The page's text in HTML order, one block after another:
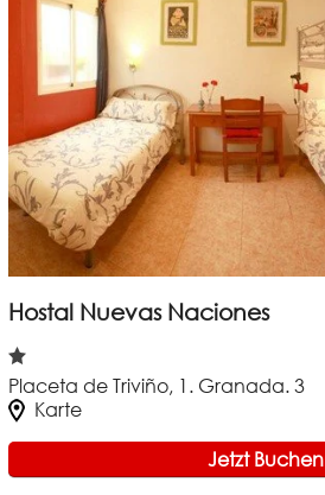
Hostal Nuevas Naciones
Placeta de Triviño, 1. Granada. 3
Karte
Jetzt Buchen